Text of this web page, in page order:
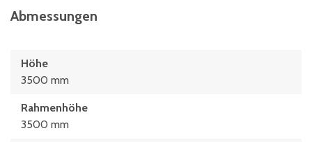
Abmessungen
Höhe
3500 mm
Rahmenhöhe
3500 mm